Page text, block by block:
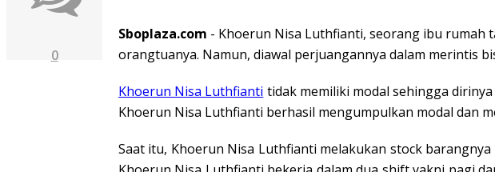
0
Sboplaza.com - Khoerun Nisa Luthfianti, seorang ibu rumah
orangtuanya. Namun, diawal perjuangannya dalam merintis
Khoerun Nisa Luthfianti tidak memiliki modal sehingga
Khoerun Nisa Luthfianti berhasil mengumpulkan modal dan
Saat itu, Khoerun Nisa Luthfianti melakukan stock